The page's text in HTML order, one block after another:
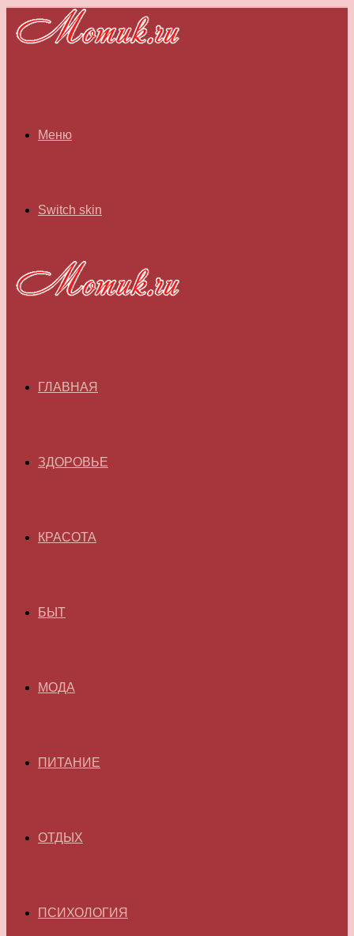
Меню
Switch skin
ГЛАВНАЯ
ЗДОРОВЬЕ
КРАСОТА
БЫТ
МОДА
ПИТАНИЕ
ОТДЫХ
ПСИХОЛОГИЯ